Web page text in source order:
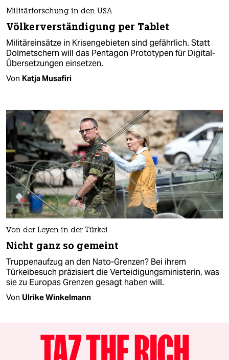
Militärforschung in den USA
Völkerverständigung per Tablet
Militäreinsätze in Krisengebieten sind gefährlich. Statt
Dolmetschern will das Pentagon Prototypen für Digital-
Übersetzungen einsetzen.
Von Katja Musafiri
Von der Leyen in der Türkei
Nicht ganz so gemeint
Truppenaufzug an den Nato-Grenzen? Bei ihrem
Türkeibesuch präzisiert die Verteidigungsministerin, was
sie zu Europas Grenzen gesagt haben will.
Von Ulrike Winkelmann